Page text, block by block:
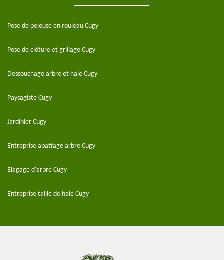
Pose de pelouse en rouleau Cugy
Pose de clôture et grillage Cugy
Dessouchage arbre et haie Cugy
Paysagiste Cugy
Jardinier Cugy
Entreprise abattage arbre Cugy
Elagage d'arbre Cugy
Entreprise taille de haie Cugy